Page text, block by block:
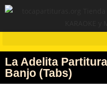
La Adelita
Banjo (Tabs)